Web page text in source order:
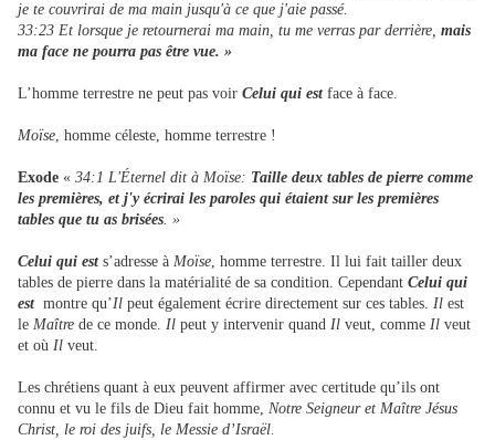
je te couvrirai de ma main jusqu'à ce que j'aie passé.
33:23 Et lorsque je retournerai ma main, tu me verras par derrière, mais
ma face ne pourra pas être vue. »
L’homme terrestre ne peut pas voir Celui qui estface à face.
Moïse, homme céleste, homme terrestre !
Exode « 34:1 L'Éternel dit à Moïse: Taille deux tables de pierre comme
les premières, et j'y écrirai les paroles qui étaient sur les premières
tables que tu as brisées. »
Celui qui ests’adresse à Moïse, homme terrestre. Il lui fait tailler deux
tables de pierre dans la matérialité de sa condition. Cependant Celui qui
estmontre qu’Il peut également écrire directement sur ces tables. Il est
le Maître de ce monde. Il peut y intervenir quand Il veut, comme Il veut
et où Il veut.
Les chrétiens quant à eux peuvent affirmer avec certitude qu’ils ont
connu et vu le fils de Dieu fait homme, Notre Seigneur et Maître Jésus
Christ, le roi des juifs, le Messie d’Israël.